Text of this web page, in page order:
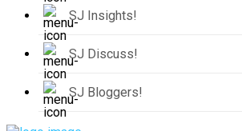
SJ Insights!
SJ Discuss!
SJ Bloggers!